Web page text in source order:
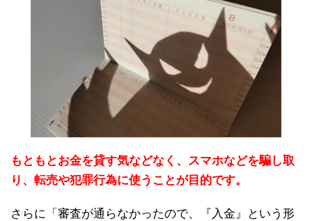
もともとお金を貸す気などなく、スマホなどを騙し取
り、転売や犯罪行為に使うことが目的です。
さらに「審査が通らなかったので、『入金』という形